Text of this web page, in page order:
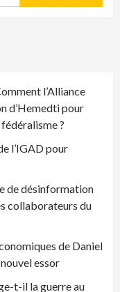
l’Alliance
d’Hemedti pour
?
l’IGAD pour
de désinformation
collaborateurs du
de Daniel
essor
t-il la guerre au